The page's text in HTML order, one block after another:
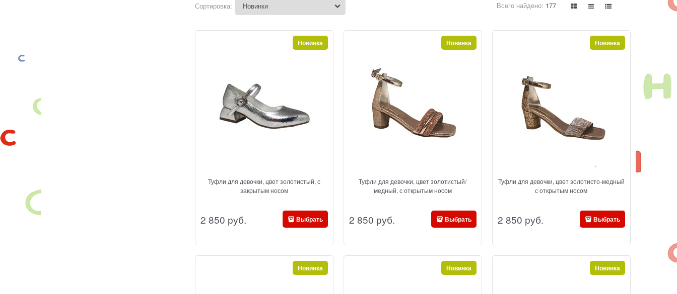
Сортировка: Всего найдено: 177
Туфли для девочки, цвет золотистый, с
закрытым носом
Новинка
2 850 руб. Выбрать
Туфли для девочки, цвет золотистый/
медный, с открытым носом
Новинка
2 850 руб. Выбрать
Туфли для девочки, цвет золотисто-медный
с открытым носом
Новинка
2 850 руб. Выбрать
Новинка Новинка Новинка